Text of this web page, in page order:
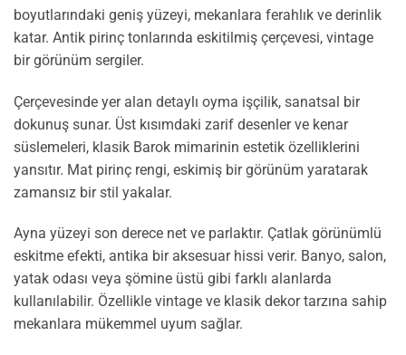
boyutlarındaki geniş yüzeyi, mekanlara ferahlık ve derinlik
katar. Antik pirinç tonlarında eskitilmiş çerçevesi, vintage
bir görünüm sergiler.
Çerçevesinde yer alan detaylı oyma işçilik, sanatsal bir
dokunuş sunar. Üst kısımdaki zarif desenler ve kenar
süslemeleri, klasik Barok mimarinin estetik özelliklerini
yansıtır. Mat pirinç rengi, eskimiş bir görünüm yaratarak
zamansız bir stil yakalar.
Ayna yüzeyi son derece net ve parlaktır. Çatlak görünümlü
eskitme efekti, antika bir aksesuar hissi verir. Banyo, salon,
yatak odası veya şömine üstü gibi farklı alanlarda
kullanılabilir. Özellikle vintage ve klasik dekor tarzına sahip
mekanlara mükemmel uyum sağlar.